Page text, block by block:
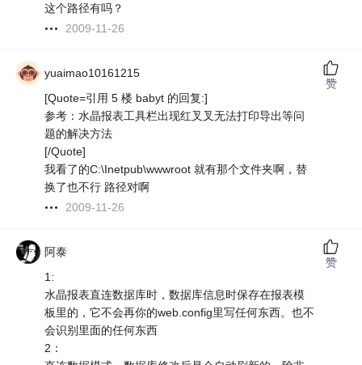
这个路径有吗？
2009-11-26
yuaimao10161215
[Quote=引用 5 楼 babyt 的回复:]
参考：水晶报表工具栏出现红叉叉无法打印导出等问
题的解决方法
[/Quote]
我看了的C:\Inetpub\wwwroot 就有那个文件夹啊，替
换了也不行 路径对啊
2009-11-26
赞
阿泰
1:
水晶报表直连数据库时，数据库信息时保存在报表模
板里的，它不会再你的web.config里写任何东西。也不
会识别里面的任何东西
2：
赞